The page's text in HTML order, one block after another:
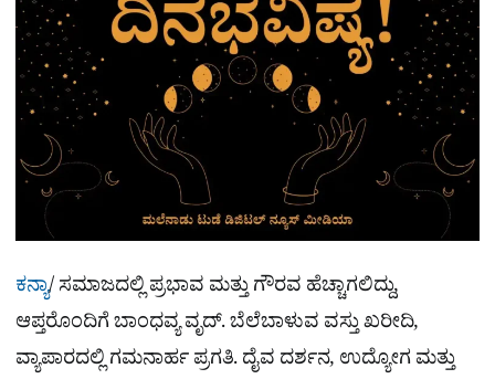
ಕನ್ಯಾ/ ಸಮಾಜದಲ್ಲಿ ಪ್ರಭಾವ ಮತ್ತು ಗೌರವ ಹೆಚ್ಚಾಗಲಿದ್ದು,
ಆಪ್ತರೊಂದಿಗೆ ಬಾಂಧವ್ಯ ವೃದ್. ಬೆಲೆಬಾಳುವ ವಸ್ತು ಖರೀದಿ,
ವ್ಯಾಪಾರದಲ್ಲಿ ಗಮನಾರ್ಹ ಪ್ರಗತಿ. ದೈವ ದರ್ಶನ, ಉದ್ಯೋಗ ಮತ್ತು